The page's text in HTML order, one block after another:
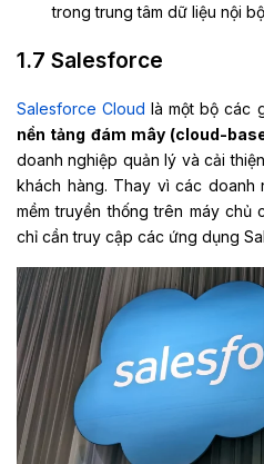
trong trung tâm dữ liệu nội bộ
1.7 Salesforce
Salesforce Cloud là một bộ các
nền tảng đám mây (cloud-
doanh nghiệp quản lý và cải
khách hàng. Thay vì các doanh
mềm truyền thống trên máy chủ
chỉ cần truy cập các ứng dụng